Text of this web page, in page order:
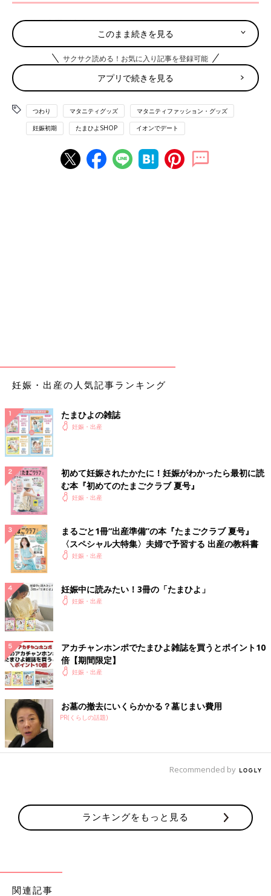
つわりで食事がうまくとれないときは、のどごしのいいものや、
胃の負担を軽減する消化のいいものをとるといいでしょう。にお
いに敏感になった人は、温かいものより、においの立ちにくい冷
たいものをとってみて。柑橘系のフルーツや、炭酸水で口の中を
スッキリさせるのもいいでしょう。空腹時に気持ちが悪くなる場
合は、ひと口サイズで食べられるおにぎりやサンドイッチ、クッ
キーやキャンディーなどを用意しておくのも安心です。
つわり軽減法２ 食事以外の方法
自分のことだけを考える。家事は最低限でOK
いちばん大事なのは、「休めるときに休むこと」。まめに横にな
保したり、つらいときは、上司に相談して休ませてもらいましょ
う。
つわり軽減法３ 妊婦におすすめの「シムスの体
位」
おなかが大きくなってくると、息苦しくなってなかなか寝つけな
くなることもあるでしょう。そんなときは心臓のある左側を下に
して横向きになり、下の足を伸ばし、枕やクッションなどを挟ん
で上の足を曲げます。これはシムスの体位と呼ばれ、おなかに負
担をかけずに横になれる姿勢です。寝るときだけでなく、リラッ
クスしたいとき、
になれます。
抱き枕があると便利！
シムスの体位をとるときのサポートになるのが抱き枕。おなか・
頭・脚の3点ホールドでシムスの体位がとりやすくなります。妊
娠中は肌が敏感になるので、肌にやさしい素材であったり、心地
よく眠れるものを選びましょう。できるならば、清潔を保てるよ
うな、洗濯できるものがベスト。パパからママへのプレゼントに
も最適♪
※1 インナー・ベビー肌着・雑貨など旧シリーズも含めた2024年12月末までの累計
※2「たまひよ赤ちゃんグッズ大賞2025」とは、たまひよ読者のママ・パパ2062名
「たまひよ」掲載
丸洗いで清潔！妊娠～授乳用お助け抱き枕
このまま続きを見る
サクサク読める！お気に入り記事を登録可能
アプリで続きを見る
つわり マタニティグッズ マタニティファッション・グッズ
妊娠初期 たまひよSHOP イオンでデート
妊娠・出産の人気記事ランキング
たまひよの雑誌
妊娠・出産
初めて妊娠されたかたに！妊娠がわかったら最初に読
む本『初めてのたまごクラブ 夏号』
妊娠・出産
まるごと1冊“出産準備”の本『たまごクラブ 夏号』
〈スペシャル大特集〉夫婦で予習する 出産の教科書
妊娠・出産
妊娠中に読みたい！3冊の「たまひよ」
妊娠・出産
アカチャンホンポでたまひよ雑誌を買うとポイント10
倍【期間限定】
妊娠・出産
お墓の撤去にいくらかかる？墓じまい費用
PR(くらしの話題)
Recommended by
ランキングをもっと見る
関連記事